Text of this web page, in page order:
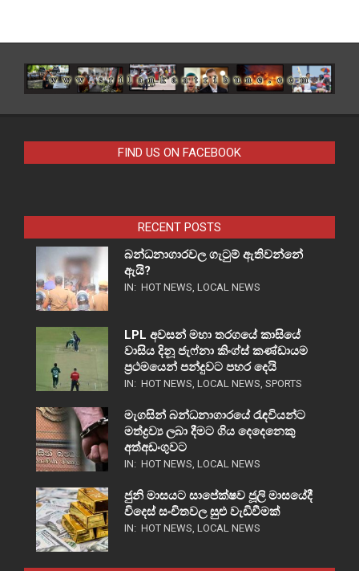
FIND US ON FACEBOOK
RECENT POSTS
බන්ධනාගාරවල ගැටුම් ඇතිවන්නේ
ඇයි?
IN: HOT NEWS, LOCAL NEWS
LPL අවසන් මහා තරගයේ කාසියේ
වාසිය දිනූ ජැෆ්නා කිංග්ස් කණ්ඩායම
ප්‍රථමයෙන් පන්දුවට පහර දෙයි
IN: HOT NEWS, LOCAL NEWS, SPORTS
මැගසින් බන්ධනාගාරයේ රැඳවියන්ට
මත්ද්‍රව්‍ය ලබා දීමට ගිය දෙදෙනෙකු
අත්අඩංගුවට
IN: HOT NEWS, LOCAL NEWS
ජුනි මාසයට සාපේක්ෂව ජූලි මාසයේදී
විදෙස් සංචිතවල සුළු වැඩිවීමක්
IN: HOT NEWS, LOCAL NEWS